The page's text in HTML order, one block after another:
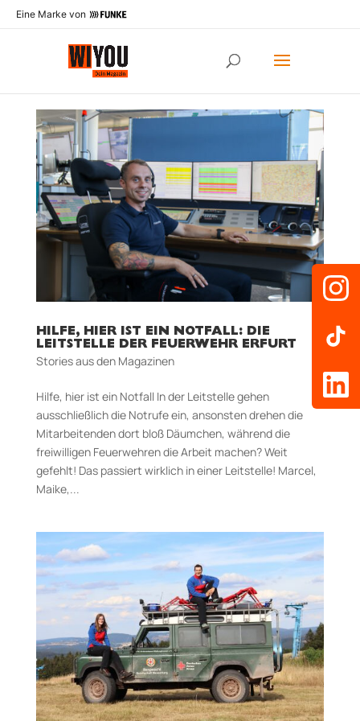
Eine Marke von
HILFE, HIER IST EIN NOTFALL: DIE
LEITSTELLE DER FEUERWEHR ERFURT
Stories aus den Magazinen
Hilfe, hier ist ein Notfall In der Leitstelle gehen
ausschließlich die Notrufe ein, ansonsten drehen die
Mitarbeitenden dort bloß Däumchen, während die
freiwilligen Feuerwehren die Arbeit machen? Weit
gefehlt! Das passiert wirklich in einer Leitstelle! Marcel,
Maike,...